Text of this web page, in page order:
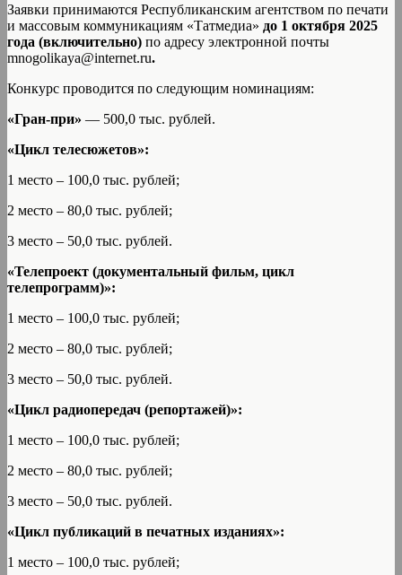
Заявки принимаются Республиканским агентством по печати
и массовым коммуникациям «Татмедиа» до 1 октября 2025
года (включительно) по адресу электронной почты
mnogolikaya@internet.ru.
Конкурс проводится по следующим номинациям:
«Гран-при» — 500,0 тыс. рублей.
«Цикл телесюжетов»:
1 место – 100,0 тыс. рублей;
2 место – 80,0 тыс. рублей;
3 место – 50,0 тыс. рублей.
«Телепроект (документальный фильм, цикл
телепрограмм)»:
1 место – 100,0 тыс. рублей;
2 место – 80,0 тыс. рублей;
3 место – 50,0 тыс. рублей.
«Цикл радиопередач (репортажей)»:
1 место – 100,0 тыс. рублей;
2 место – 80,0 тыс. рублей;
3 место – 50,0 тыс. рублей.
«Цикл публикаций в печатных изданиях»:
1 место – 100,0 тыс. рублей;